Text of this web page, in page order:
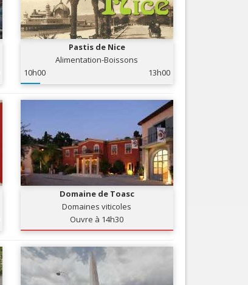
Pastis de Nice
Alimentation-Boissons
10h00
13h00
Domaine de Toasc
Domaines viticoles
Ouvre à 14h30